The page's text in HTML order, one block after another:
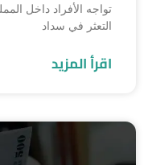
تواجه الأفراد داخل
التعثر في سداد
اقرأ المزيد